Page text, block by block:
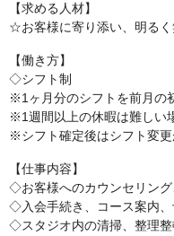
【求める人材】
☆お客様に寄り添い、明る
【働き方】
◇シフト制
※1ヶ月分のシフトを前月
※1週間以上の休暇は難しい
※シフト確定後はシフト変
【仕事内容】
◇お客様へのカウンセリン
◇入会手続き、コース案内
◇スタジオ内の清掃、整理